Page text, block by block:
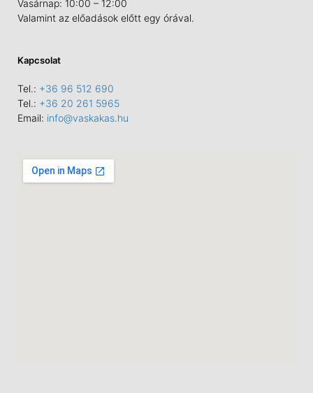
Vasárnap: 10:00 – 12:00
Valamint az előadások előtt egy órával.
Kapcsolat
Tel.: +36 96 512 690
Tel.: +36 20 261 5965
Email: info@vaskakas.hu